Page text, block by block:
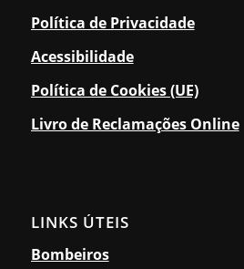
Política de Privacidade
Acessibilidade
Política de Cookies (UE)
Livro de Reclamações Online
LINKS ÚTEIS
Bombeiros